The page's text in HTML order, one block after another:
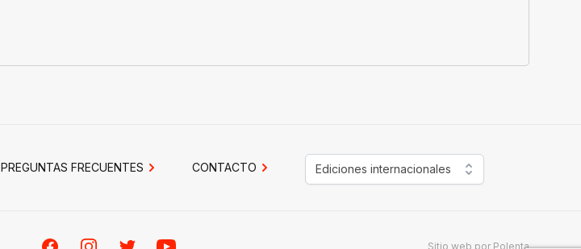
PREGUNTAS FRECUENTES CONTACTO Ediciones internacionales
Sitio web por Polenta